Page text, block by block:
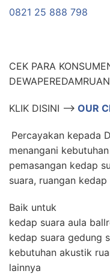
0821 25 888 798
CEK PARA
KLIK DISINI –> OUR
Percayakan kepada
menangani
pemasangan kedap
suara, ruangan
Baik untuk
kedap suara aula
kedap suara gedung
kebutuhan akustik
lainnya